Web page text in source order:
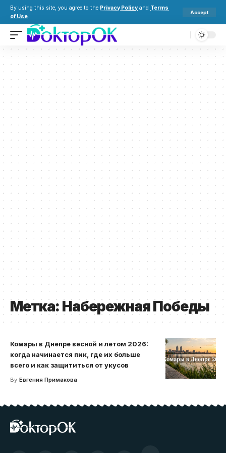
By using this site, you agree to the Privacy Policy and Terms
of Use.
Accept
Метка: Набережная Победы
Комары в Днепре весной и летом 2026:
когда начинается пик, где их больше
всего и как защититься от укусов
By Евгения Примакова